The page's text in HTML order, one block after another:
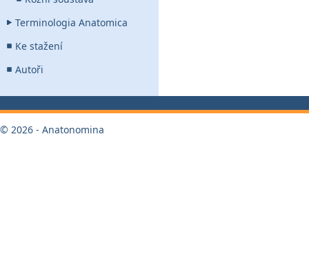
Terminologia Anatomica
Ke stažení
Autoři
© 2026 - Anatonomina